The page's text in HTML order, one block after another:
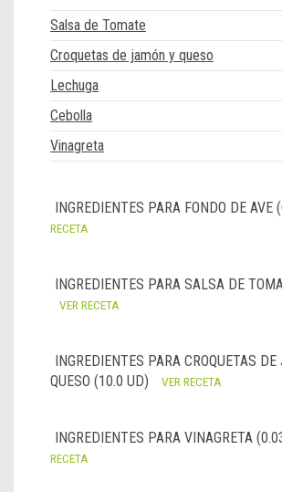
Salsa de Tomate
Croquetas de jamón y queso
Lechuga
Cebolla
Vinagreta
INGREDIENTES PARA FONDO DE AVE
RECETA
INGREDIENTES PARA SALSA DE
VER RECETA
INGREDIENTES PARA CROQUETAS
QUESO (10.0 UD)
VER RECETA
INGREDIENTES PARA VINAGRETA
RECETA